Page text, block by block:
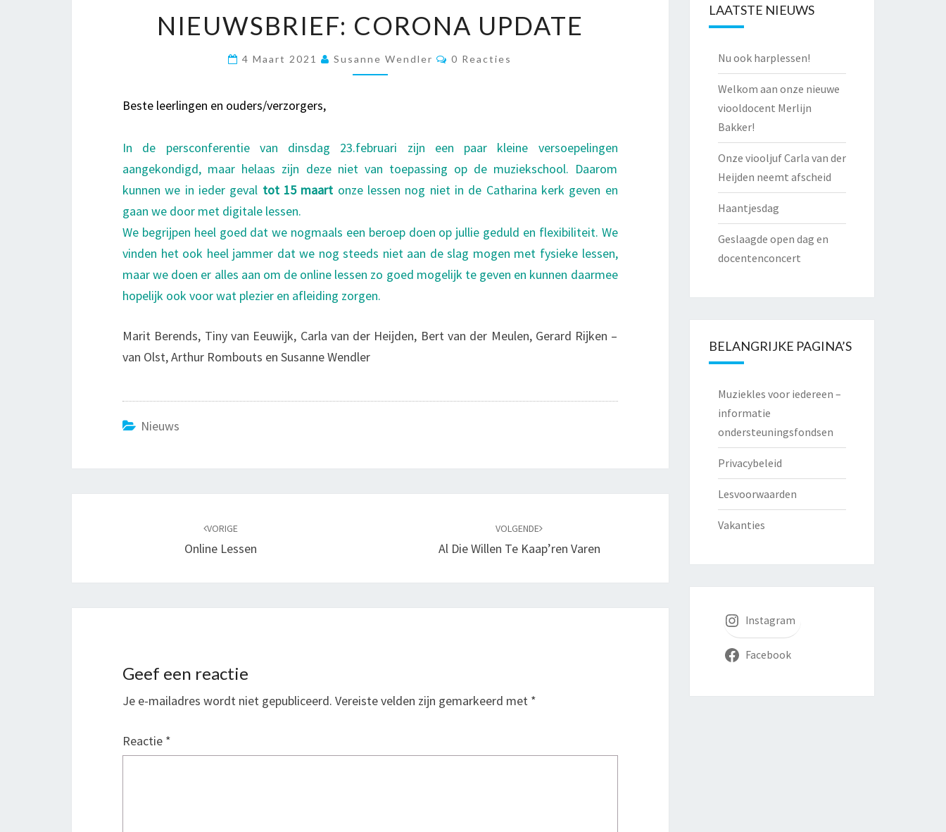
CORONA
NIEUWSBRIEF: CORONA UPDATE
4 Maart 2021 Susanne Wendler Reacties
0 Reacties
Beste leerlingen en ouders/verzorgers,
In de persconferentie van dinsdag 23.februari zijn een paar kleine versoepelingen
aangekondigd, maar helaas zijn deze niet van toepassing op de muziekschool. Daarom
kunnen we in ieder geval tot 15 maart onze lessen nog niet in de Catharina kerk geven en
gaan we door met digitale lessen.
We begrijpen heel goed dat we nogmaals een beroep doen op jullie geduld en flexibiliteit. We
vinden het ook heel jammer dat we nog steeds niet aan de slag mogen met fysieke lessen,
maar we doen er alles aan om de online lessen zo goed mogelijk te geven en kunnen daarmee
hopelijk ook voor wat plezier en afleiding zorgen.
Marit Berends, Tiny van Eeuwijk, Carla van der Heijden, Bert van der Meulen, Gerard Rijken –
van Olst, Arthur Rombouts en Susanne Wendler
Nieuws
VORIGE
Online Lessen
VOLGENDE
Al Die Willen Te Kaap’ren Varen
Geef een reactie
Je e-mailadres wordt niet gepubliceerd. Vereiste velden zijn gemarkeerd met *
Reactie *
LAATSTE NIEUWS
Nu ook harplessen!
Welkom aan onze nieuwe
viooldocent Merlijn
Bakker!
Onze viooljuf Carla van der
Heijden neemt afscheid
Haantjesdag
Geslaagde open dag en
docentenconcert
BELANGRIJKE PAGINA’S
Muziekles voor iedereen –
informatie
ondersteuningsfondsen
Privacybeleid
Lesvoorwaarden
Vakanties
Instagram
Facebook